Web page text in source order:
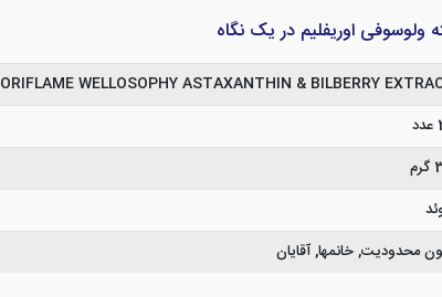
ولوسوفی اوریفلیم در یک نگاه
ORIFLAME WELLOSOPHY ASTAXANTHIN & BILBERRY
محدودیت, خانمها, آقایان